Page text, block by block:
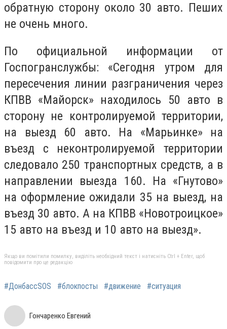
обратную сторону около 30 авто. Пеших
не очень много.
По официальной информации от
Госпогранслужбы: «Сегодня утром для
пересечения линии разграничения через
КПВВ «Майорск» находилось 50 авто в
сторону не контролируемой территории,
на выезд 60 авто. На «Марьинке» на
въезд с неконтролируемой территории
следовало 250 транспортных средств, а в
направлении выезда 160. На «Гнутово»
на оформление ожидали 35 на выезд, на
въезд 30 авто. А на КПВВ «Новотроицкое»
15 авто на въезд и 10 авто на выезд».
Якщо ви помітили помилку, виділіть необхідний текст і натисніть Ctrl + Enter, щоб
повідомити про це редакцію
#ДонбассSOS #блокпосты #движение #ситуация
Гончаренко Евгений